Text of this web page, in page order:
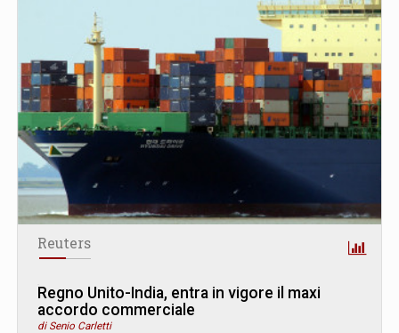
Reuters
Regno Unito-India, entra in vigore il maxi
accordo commerciale
di Senio Carletti